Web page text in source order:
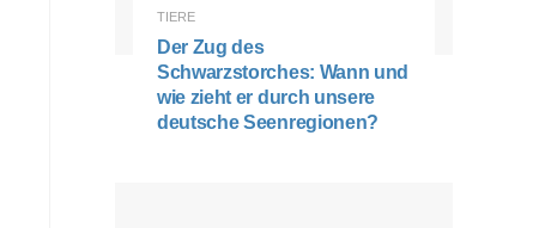
TIERE
Der Zug des
Schwarzstorches: Wann und
wie zieht er durch unsere
deutsche Seenregionen?